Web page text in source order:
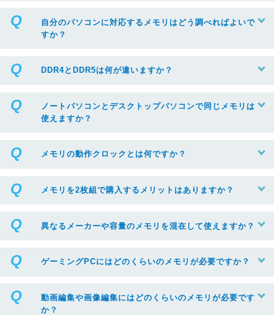
自分のパソコンに対応するメモリはどう調べればよいで
すか？
DDR4とDDR5は何が違いますか？
ノートパソコンとデスクトップパソコンで同じメモリは
使えますか？
メモリの動作クロックとは何ですか？
メモリを2枚組で購入するメリットはありますか？
異なるメーカーや容量のメモリを混在して使えますか？
ゲーミングPCにはどのくらいのメモリが必要ですか？
動画編集や画像編集にはどのくらいのメモリが必要です
か？